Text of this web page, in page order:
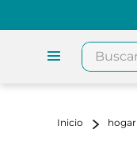
Buscar...
hogar